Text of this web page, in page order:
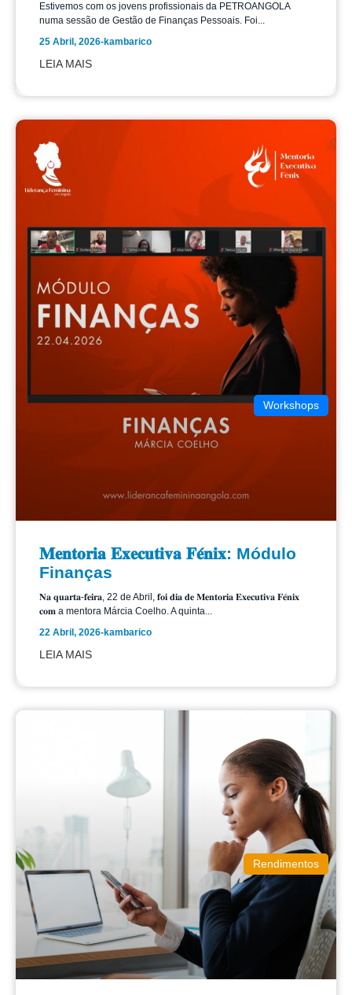
Estivemos com os jovens profissionais da PETROANGOLA
numa sessão de Gestão de Finanças Pessoais. Foi...
25 Abril, 2026-kambarico
LEIA MAIS
Workshops
𝐌𝐞𝐧𝐭𝐨𝐫𝐢𝐚 𝐄𝐱𝐞𝐜𝐮𝐭𝐢𝐯𝐚 𝐅𝐞́𝐧𝐢𝐱: Módulo
Finanças
𝐍𝐚 𝐪𝐮𝐚𝐫𝐭𝐚-𝐟𝐞𝐢𝐫𝐚, 22 de Abril, 𝐟𝐨𝐢 𝐝𝐢𝐚 𝐝𝐞 𝐌𝐞𝐧𝐭𝐨𝐫𝐢𝐚 𝐄𝐱𝐞𝐜𝐮𝐭𝐢𝐯𝐚 𝐅𝐞́𝐧𝐢𝐱
𝐜𝐨𝐦 a mentora Márcia Coelho. A quinta...
22 Abril, 2026-kambarico
LEIA MAIS
Rendimentos